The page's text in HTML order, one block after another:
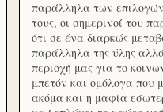
παράλληλα των
τους, οι σημερινοί του
ότι σε ένα διαρκώς
παράλληλα της ύλης
περιοχή μας για το
μπετόν και ομόλογα που
ακόμα και η μαφία